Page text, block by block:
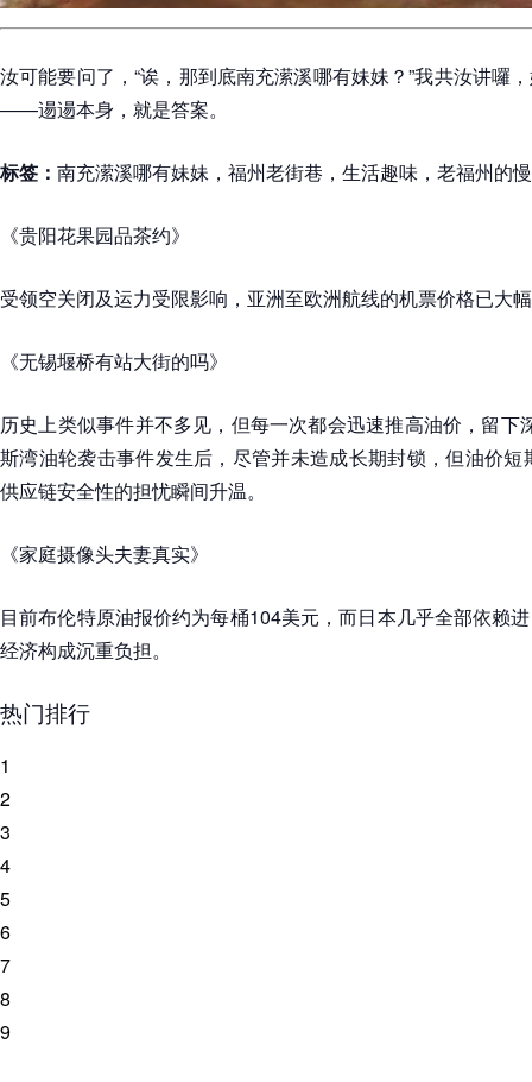
汝可能要问了，“诶，那到底南充潆溪哪有妹妹？”我共汝讲囉
——逿逿本身，就是答案。
标签： 南充潆溪哪有妹妹，福州老街巷，生活趣味，老福州的
《贵阳花果园品茶约》
受领空关闭及运力受限影响，亚洲至欧洲航线的机票价格已大
《无锡堰桥有站大街的吗》
历史上类似事件并不多见，但每一次都会迅速推高油价，留下
斯湾油轮袭击事件发生后，尽管并未造成长期封锁，但油价
供应链安全性的担忧瞬间升温。
《家庭摄像头夫妻真实》
目前布伦特原油报价约为每桶104美元，而日本几乎全部依赖
经济构成沉重负担。
热门排行
1
2
3
4
5
6
7
8
9